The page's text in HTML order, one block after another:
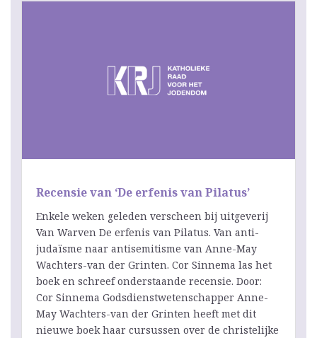
Recensie van ‘De erfenis van Pilatus’
Enkele weken geleden verscheen bij uitgeverij
Van Warven De erfenis van Pilatus. Van anti-
judaïsme naar antisemitisme van Anne-May
Wachters-van der Grinten. Cor Sinnema las het
boek en schreef onderstaande recensie. Door:
Cor Sinnema Godsdienstwetenschapper Anne-
May Wachters-van der Grinten heeft met dit
nieuwe boek haar cursussen over de christelijke